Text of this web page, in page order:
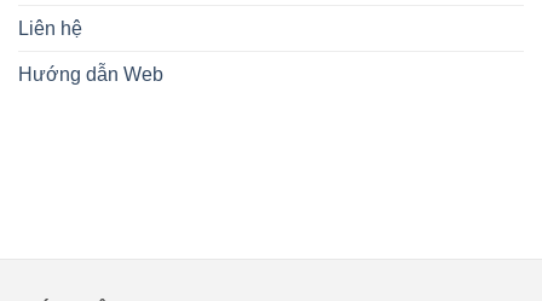
Liên hệ
Hướng dẫn Web